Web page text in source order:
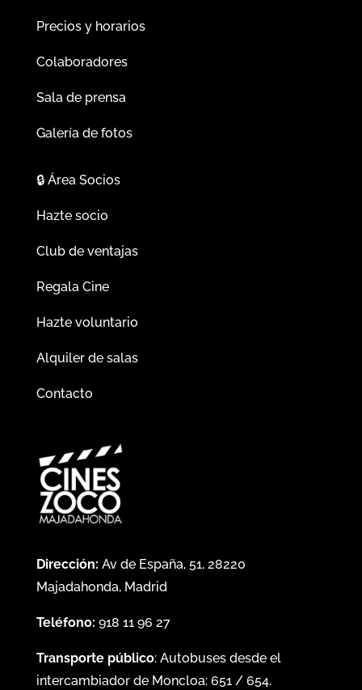
Precios y horarios
Colaboradores
Sala de prensa
Galería de fotos
🔒Área Socios
Hazte socio
Club de ventajas
Regala Cine
Hazte voluntario
Alquiler de salas
Contacto
Dirección: Av de España, 51, 28220
Majadahonda, Madrid
Teléfono: 918 11 96 27
Transporte público: Autobuses desde el
intercambiador de Moncloa: 651/ 654.